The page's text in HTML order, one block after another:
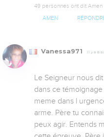
49 personnes ont dit Amen
AMEN
Vanessa971 Il y a 8
Le Seigneur nous
dans ce
meme dans l
arme. Père tu
peux agir. Entends